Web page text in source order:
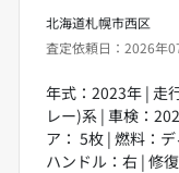
北海道札幌市西区
査定依頼日：2026年
年式：2023年 | 走
レー)系 | 車検：
ア： 5枚 | 燃料：
ハンドル：右 | 修